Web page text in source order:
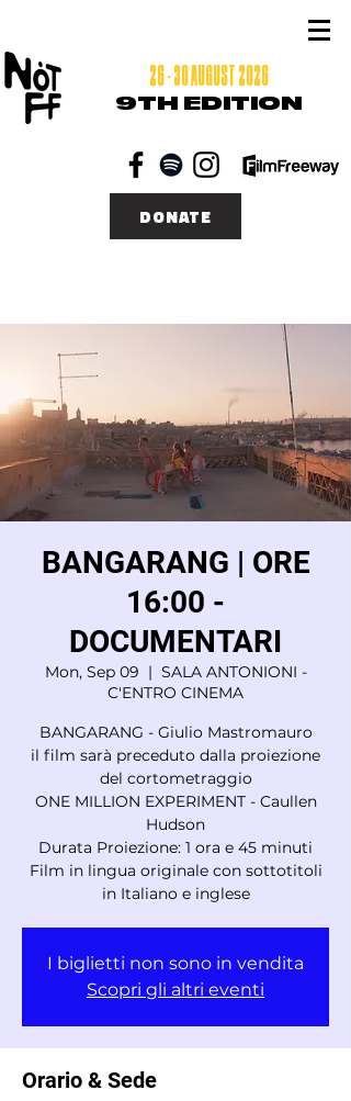
26 - 30 AUGUST 2026
9TH EDITION
DONATE
BANGARANG | ORE
16:00 -
DOCUMENTARI
Mon, Sep 09
  |
SALA ANTONIONI -
C'ENTRO CINEMA
BANGARANG - Giulio Mastromauro
il film sarà preceduto dalla proiezione
del cortometraggio
ONE MILLION EXPERIMENT - Caullen
Hudson
Durata Proiezione: 1 ora e 45 minuti
Film in lingua originale con sottotitoli
in Italiano e inglese
I biglietti non sono in vendita
Scopri gli altri eventi
Orario & Sede